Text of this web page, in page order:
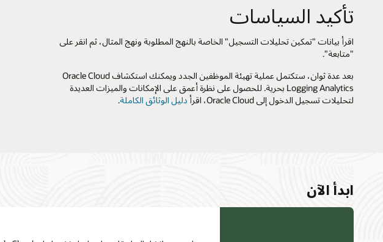
تأكيد السياسات
اقرأ بيانات "تمكين تحليلات التسجيل" الخاصة بالنهج المطلوبة ونهج المثال، ثم انقر على
"متابعة".
بعد عدة ثوان، ستكتمل عملية تهيئة الموظفين الجدد ويمكنك استكشاف Oracle Cloud
Logging Analytics بحرية. للحصول على نظرة أعمق على الإمكانات والميزات العديدة
لتحليلات تسجيل الدخول إلى Oracle Cloud، اقرأ
دليل الوثائق الكاملة.
ابدأ الآن